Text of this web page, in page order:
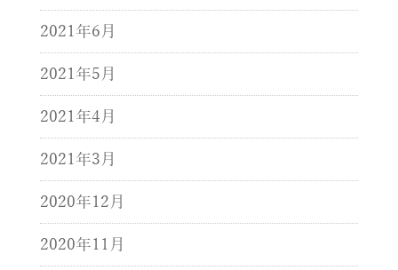
2021年6月
2021年5月
2021年4月
2021年3月
2020年12月
2020年11月